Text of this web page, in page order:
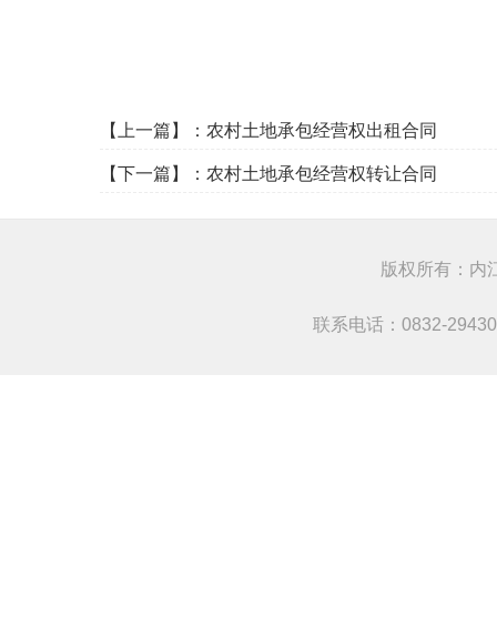
【上一篇】： 农村土地承包经营权出租合同
【下一篇】： 农村土地承包经营权转让合同
版权所有：
联系电话：0832-